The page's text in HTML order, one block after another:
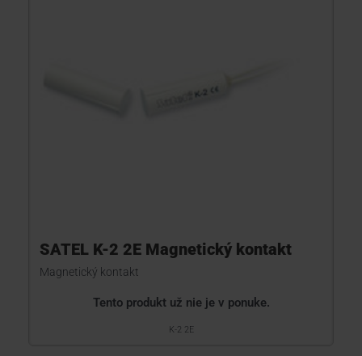
SATEL K-2 2E Magnetický kontakt
Magnetický kontakt
Tento produkt už nie je v ponuke.
K-2 2E